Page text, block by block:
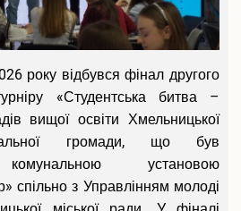
року відбувся фінал другого
«Студентська битва –
вищої освіти Хмельницької
громади, що був
комунальною установою
спільно з Управлінням молоді